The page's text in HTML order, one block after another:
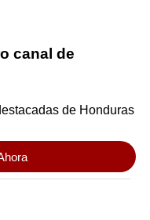
canal de
de Honduras